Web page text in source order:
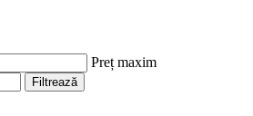
Preț maxim
Filtrează